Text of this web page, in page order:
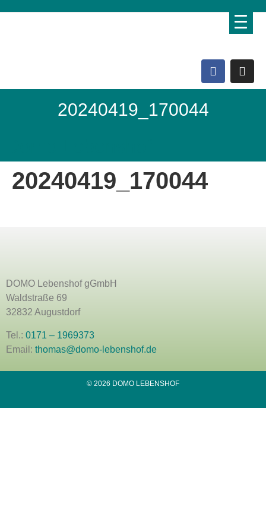
20240419_170044
20240419_170044
DOMO Lebenshof gGmbH
Waldstraße 69
32832 Augustdorf
Tel.: 0171 – 1969373
Email: thomas@domo-lebenshof.de
© 2026 DOMO LEBENSHOF